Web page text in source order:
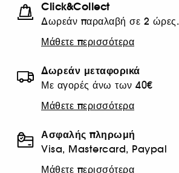
Click&Collect
Δωρεάν παραλαβή σε 2 ώρες.
Μάθετε περισσότερα
Δωρεάν μεταφορικά
Με αγορές άνω των 40€
Μάθετε περισσότερα
Ασφαλής πληρωμή
Visa, Mastercard, Paypal
Μάθετε περισσότερα